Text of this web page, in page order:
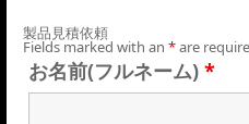
製品見積依頼
Fields marked with an *are
お名前(フルネーム) *
Services